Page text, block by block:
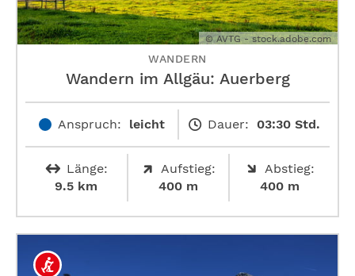
© AVTG - stock.adobe.com
WANDERN
Wandern im Allgäu: Auerberg
Anspruch: leicht Dauer: 03:30 Std.
Länge:
9.5 km
Aufstieg:
400 m
Abstieg:
400 m